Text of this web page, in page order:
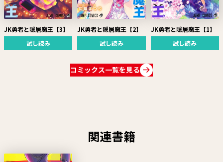
JK勇者と隠居魔王【3】
試し読み
JK勇者と隠居魔王【2】
試し読み
JK勇者と隠居魔王【1】
試し読み
コミックス一覧を見る
関連書籍